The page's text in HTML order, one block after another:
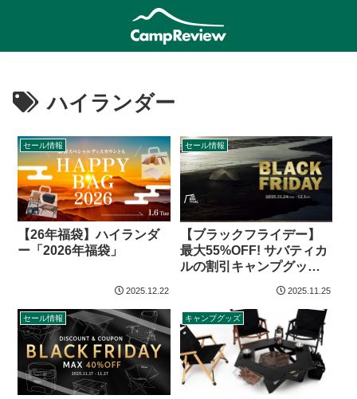
ハイランダー
セール情報
【26年福袋】ハイランダ
ー「2026年福袋」
2025.12.22
セール情報
【ブラックフライデー】
最大55%OFF! サバティカ
ルの割引キャンプグッズ
2025.11.25
セール情報 キャンプグッズ